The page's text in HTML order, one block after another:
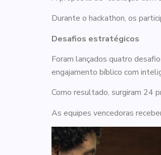
Durante o hackathon, os
Desafios estratégicos
Foram lançados quatro
engajamento bíblico com
Como resultado, surgiram 24
As equipes vencedoras